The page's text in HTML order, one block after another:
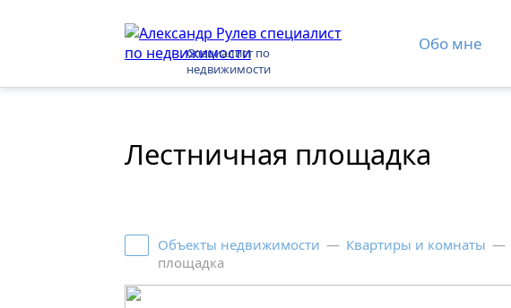
Специалист по
недвижимости
Обо мне
Лестничная площадка
Объекты недвижимости — Квартиры и комнаты —
площадка